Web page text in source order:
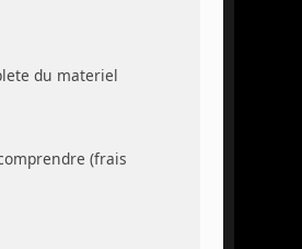
du materiel
(frais